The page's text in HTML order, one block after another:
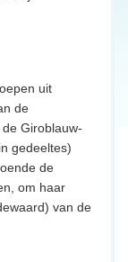
uit
de
Giroblauw-
gedeeltes)
de
om haar
van de